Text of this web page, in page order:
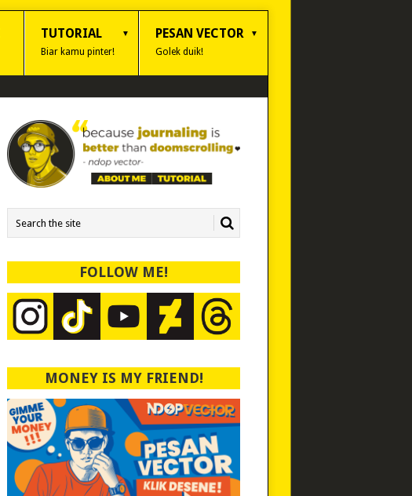
TUTORIAL
Biar kamu pinter!
PESAN VECTOR
Golek duik!
FOLLOW ME!
MONEY IS MY FRIEND!